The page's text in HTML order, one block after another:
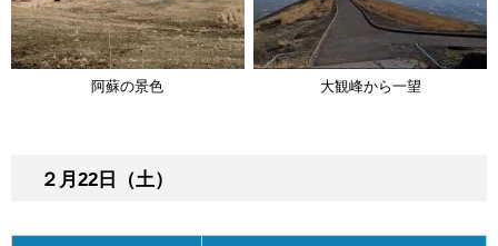
阿蘇の景色 大観峰から一望
２月22日（土）